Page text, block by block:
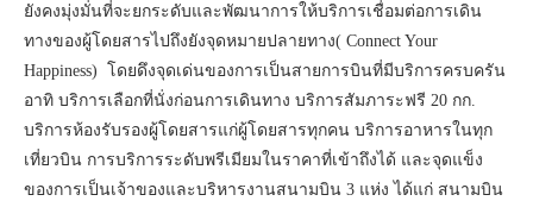
ยังคงมุ่งมั่นที่จะยกระดับและพัฒนาการให้บริการเชื่อมต่อการเดิน
ทางของผู้โดยสารไปถึงยังจุดหมายปลายทาง( Connect Your
Happiness) โดยดึงจุดเด่นของการเป็นสายการบินที่มีบริการครบครัน
อาทิ บริการเลือกที่นั่งก่อนการเดินทาง บริการสัมภาระฟรี 20 กก.
บริการห้องรับรองผู้โดยสารแก่ผู้โดยสารทุกคน บริการอาหารในทุก
เที่ยวบิน การบริการระดับพรีเมียมในราคาที่เข้าถึงได้ และจุดแข็ง
ของการเป็นเจ้าของและบริหารงานสนามบิน 3 แห่ง ได้แก่ สนามบิน